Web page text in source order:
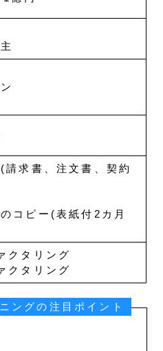
請求書、注文書、契約
コピー(表紙付2カ月
クタリング
クタリング
ングの注目ポイント